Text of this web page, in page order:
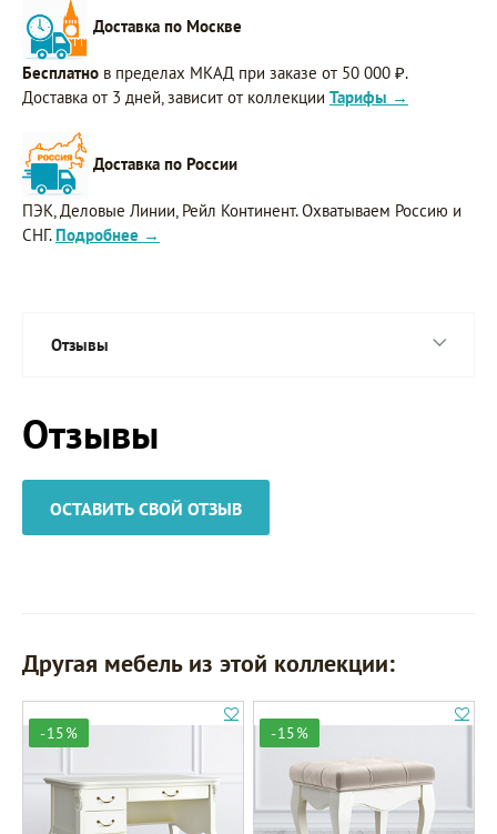
Доставка по Москве
Бесплатно в пределах МКАД при заказе от 50 000 ₽.
Доставка от 3 дней, зависит от коллекции Тарифы →
Доставка по России
ПЭК, Деловые Линии, Рейл Континент. Охватываем Россию и
СНГ. Подробнее →
Отзывы
Отзывы
ОСТАВИТЬ СВОЙ ОТЗЫВ
Другая мебель из этой коллекции:
-15% -15%